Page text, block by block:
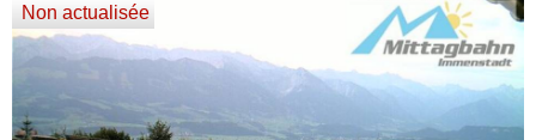
Non actualisée